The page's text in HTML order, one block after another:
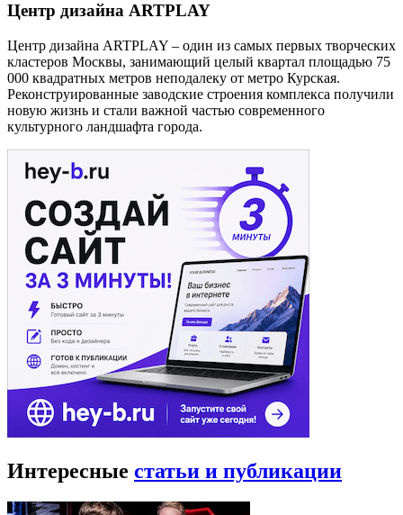
Центр дизайна ARTPLAY
Центр дизайна ARTPLAY – один из самых первых творческих
кластеров Москвы, занимающий целый квартал площадью 75
000 квадратных метров неподалеку от метро Курская.
Реконструированные заводские строения комплекса получили
новую жизнь и стали важной частью современного
культурного ландшафта города.
Интересные статьи и публикации